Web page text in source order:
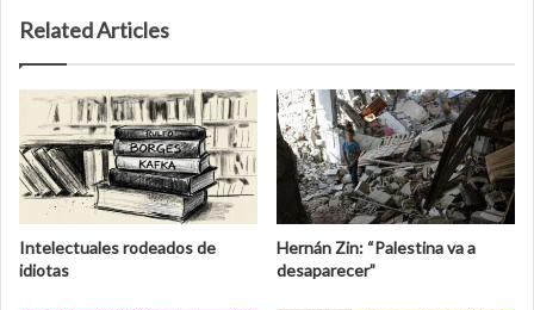
Related Articles
Intelectuales rodeados de
idiotas
Hernán Zin: “Palestina va a
desaparecer”